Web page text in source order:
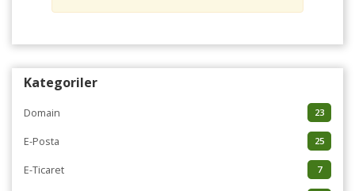
Kategoriler
23
Domain
25
E-Posta
7
E-Ticaret